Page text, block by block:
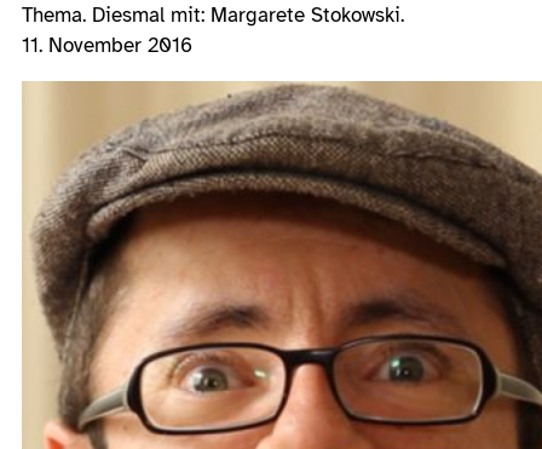
Thema. Diesmal mit: Margarete Stokowski.
11. November 2016